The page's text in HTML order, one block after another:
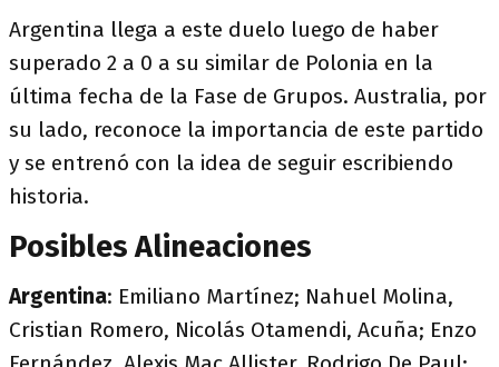
Argentina llega a este duelo luego de haber
superado 2 a 0 a su similar de Polonia en la
última fecha de la Fase de Grupos. Australia, por
su lado, reconoce la importancia de este partido
y se entrenó con la idea de seguir escribiendo
historia.
Posibles Alineaciones
Argentina: Emiliano Martínez; Nahuel Molina,
Cristian Romero, Nicolás Otamendi, Acuña; Enzo